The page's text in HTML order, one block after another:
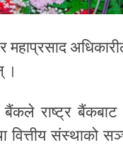
महाप्रसाद
।
राष्ट्र
संस्थाको